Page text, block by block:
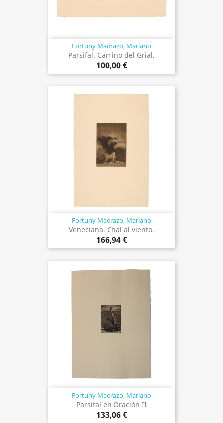
Fortuny Madrazo, Mariano
Parsifal. Camino del Grial.
100,00 €
Fortuny Madrazo, Mariano
Veneciana. Chal al viento.
166,94 €
Fortuny Madrazo, Mariano
Parsifal en Oración II
133,06 €